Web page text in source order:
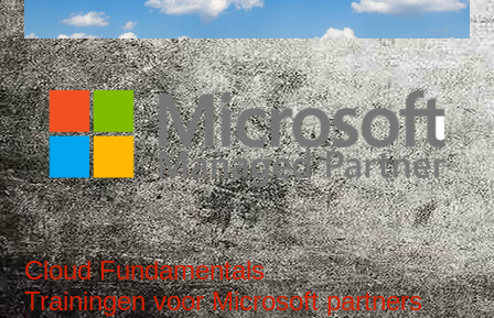
Cloud Fundamentals
Trainingen voor Microsoft partners